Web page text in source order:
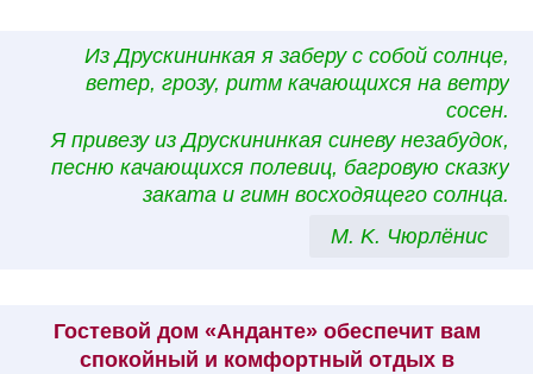
Из Друскининкая я заберу с собой солнце,
ветер, грозу, ритм качающихся на ветру
сосен.
Я привезу из Друскининкая синеву незабудок,
песню качающихся полевиц, багровую сказку
заката и гимн восходящего солнца.
M. K. Чюрлёнис
Гостевой дом «Анданте» обеспечит вам
спокойный и комфортный отдых в